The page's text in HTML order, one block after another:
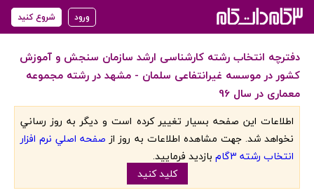
ورود شروع کنید
دفترچه انتخاب رشته کارشناسی ارشد سازمان سنجش و آموزش
کشور در موسسه غیرانتفاعی سلمان - مشهد در رشته مجموعه
معماری در سال 96
اطلاعات اين صفحه بسيار تغيير کرده است و ديگر به روز رساني
نخواهد شد. جهت مشاهده اطلاعات به روز از صفحه اصلي نرم افزار
انتخاب رشته 3گام
بازديد فرماييد.
کليد کنيد